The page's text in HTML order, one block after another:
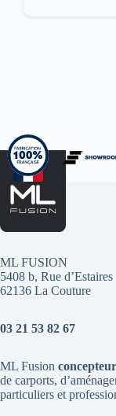
ML FUSION
5408 b, Rue d’Estaires
62136 La Couture
03 21 53 82 67
ML Fusion
de carports,
particuliers et